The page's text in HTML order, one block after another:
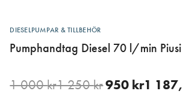
DIESELPUMPAR & TILLBEHÖR
Pumphandtag Diesel 70 l/min
1 000kr1 250kr950 kr1